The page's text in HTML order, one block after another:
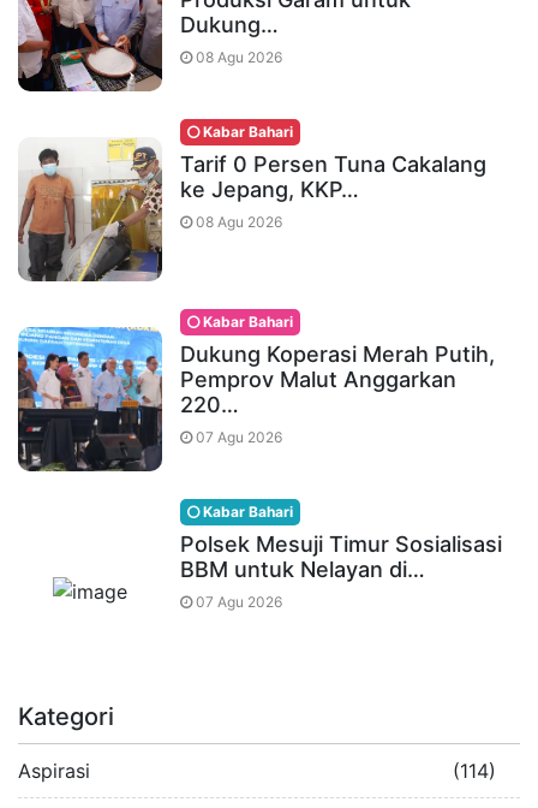
Dukung…
08 Agu 2026
Kabar Bahari
Tarif 0 Persen Tuna Cakalang
ke Jepang, KKP…
08 Agu 2026
Kabar Bahari
Dukung Koperasi Merah Putih,
Pemprov Malut Anggarkan
220…
07 Agu 2026
Kabar Bahari
Polsek Mesuji Timur Sosialisasi
BBM untuk Nelayan di…
07 Agu 2026
Kategori
Aspirasi (114)